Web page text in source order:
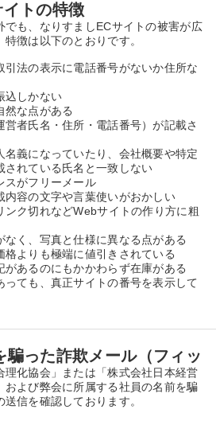
トの特徴
でも、なりすましECサイトの被害が広
徴は以下のとおりです。
引法の表示に電話番号がないか住所な
込しかない
然な点がある
営者氏名・住所・電話番号）が記載さ
名義になっていたり、会社概要や特定
されている氏名と一致しない
スがフリーメール
内容の文字や言葉使いがおかしい
ンク切れなどWebサイトの作り方に粗
なく、写真と仕様に異なる点がある
格よりも極端に値引きされている
があるのにもかかわらず在庫がある
っても、真正サイトの番号を表示して
騙った詐欺メール（フィッ
化協会」または「株式会社日本経営
および弊会に所属する社員の名前を騙
信を確認しております。